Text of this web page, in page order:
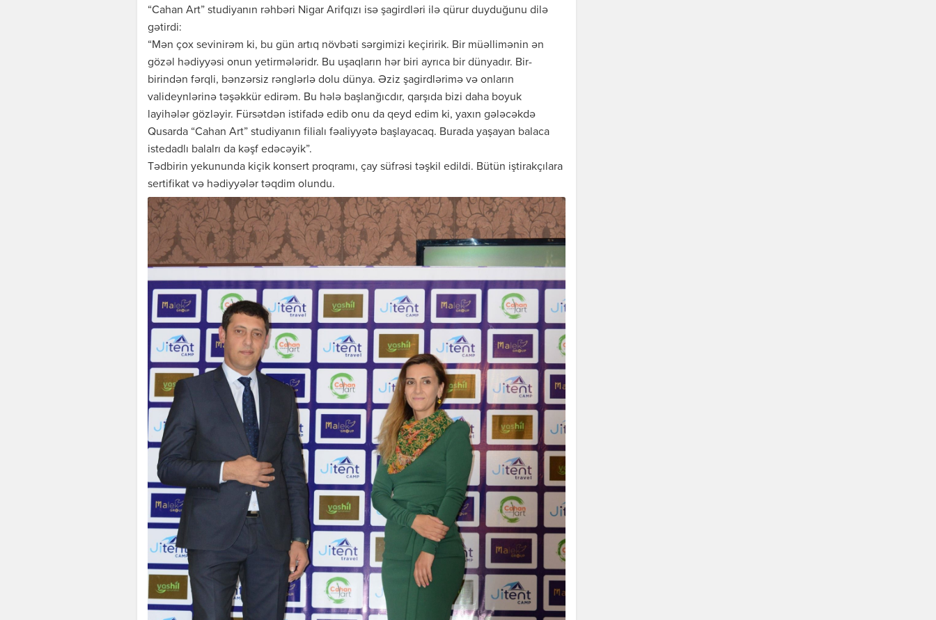
“Cahan Art” studiyanın rəhbəri Nigar Arifqızı isə şagirdləri ilə qürur duyduğunu dilə
gətirdi:
“Mən çox sevinirəm ki, bu gün artıq növbəti sərgimizi keçiririk. Bir müəllimənin ən
gözəl hədiyyəsi onun yetirmələridr. Bu uşaqların hər biri ayrıca bir dünyadır. Bir-
birindən fərqli, bənzərsiz rənglərlə dolu dünya. Əziz şagirdlərimə və onların
valideynlərinə təşəkkür edirəm. Bu hələ başlanğıcdır, qarşıda bizi daha boyuk
layihələr gözləyir. Fürsətdən istifadə edib onu da qeyd edim ki, yaxın gələcəkdə
Qusarda “Cahan Art” studiyanın filialı fəaliyyətə başlayacaq. Burada yaşayan balaca
istedadlı balalrı da kəşf edəcəyik”.
Tədbirin yekununda kiçik konsert proqramı, çay süfrəsi təşkil edildi. Bütün iştirakçılara
sertifikat və hədiyyələr təqdim olundu.